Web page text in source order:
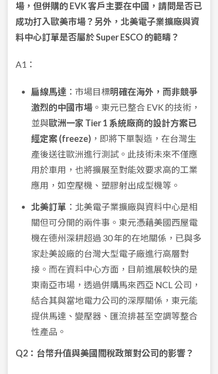
場，但併購的 EVK 客戶主要在中國，請問是否已
成功打入歐美市場？另外，北美電子業擴廠與資
料中心訂單是否屬於 Super ESCO 的範疇？
A1：
扁線馬達 ：市場目標明確在海外，而非競爭
激烈的中國市場 。東元已整合 EVK 的技術，
並與歐洲一家 Tier 1 系統廠商的設計方案已
經定案 (freeze) ，即將下單製造，在台灣生
產後送往歐洲進行測試。此技術未來不僅應
用於車用，也將擴展至對能效要求高的工業
應用，如空壓機、塑膠射出成型機等。
北美訂單 ：北美電子業擴廠與資料中心是相
關但可分開的兩件事。東元憑藉美國西屋電
機在德州深耕超過 30 年的在地關係，已與多
家赴美設廠的台灣大型電子廠進行高層對
接。而在資料中心方面，目前進展較快的是
東南亞市場，透過併購馬來西亞 NCL 公司，
結合其與當地電力公司的深厚關係，東元能
提供馬達、變壓器、匯流排甚至空調等整合
性產品。
Q2：台幣升值與美國關稅政策對公司的影響？